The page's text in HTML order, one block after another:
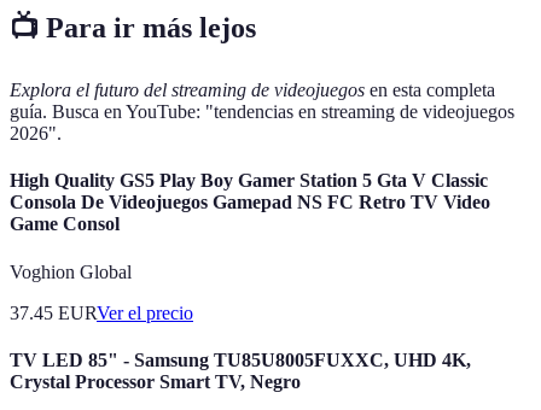
📺 Para ir más lejos
Explora el futuro del streaming de videojuegos en esta completa
guía. Busca en YouTube: "tendencias en streaming de videojuegos
2026".
High Quality GS5 Play Boy Gamer Station 5 Gta V Classic
Consola De Videojuegos Gamepad NS FC Retro TV Video
Game Consol
Voghion Global
37.45 EURVer el precio
TV LED 85" - Samsung TU85U8005FUXXC, UHD 4K,
Crystal Processor Smart TV, Negro